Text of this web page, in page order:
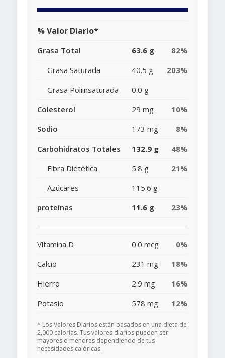
% Valor Diario*
Grasa Total 63.6 g
82%
Grasa Saturada
40.5 g
203%
Grasa Poliinsaturada
0.0 g
Colesterol
29 mg
10%
Sodio
173 mg
8%
Carbohidratos Totales
132.9 g
48%
Fibra Dietética
5.8 g
21%
Azúcares
115.6 g
proteínas
11.6 g 23%
Vitamina D 0.0 mcg
0%
Calcio
231 mg
18%
Hierro
2.9 mg
16%
Potasio
578 mg 12%
* Los Valores Diarios están basados en una dieta de
2,000 calorías. Tus valores diarios pueden ser
mayores o menores dependiendo de tus
necesidades calóricas.